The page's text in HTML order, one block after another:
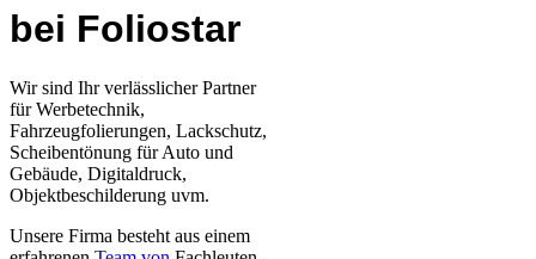
bei Foliostar
Wir sind Ihr verlässlicher Partner
fürWerbetechnik,
Fahrzeugfolierungen, Lackschutz,
Scheibentönung für Auto und
Gebäude, Digitaldruck,
Objektbeschilderung uvm.
Unsere Firma besteht aus einem